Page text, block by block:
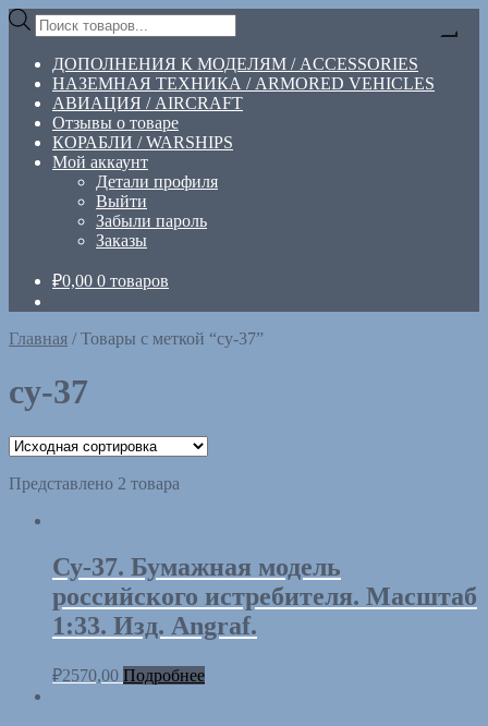
Перейти
навигации
Перейти
содержимому
Поиск
товаров
ДОПОЛНЕНИЯ К МОДЕЛЯМ / ACCESSORIES
НАЗЕМНАЯ ТЕХНИКА / ARMORED VEHICLES
АВИАЦИЯ / AIRCRAFT
Отзывы о товаре
КОРАБЛИ / WARSHIPS
Мой аккаунт
Детали профиля
Выйти
Забыли пароль
Заказы
₽0,00 0 товаров
Главная /Товары с меткой “су-37”
су-37
Представлено 2 товара
Су-37. Бумажная модель
российского истребителя. Масштаб
1:33. Изд. Angraf.
₽2570,00 Подробнее